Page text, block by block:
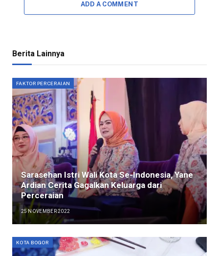
ADD A COMMENT
Berita Lainnya
FAKTOR PERCERAIAN
Sarasehan Istri Wali Kota Se-Indonesia, Yane
Ardian Cerita Gagalkan Keluarga dari
Perceraian
25 NOVEMBER 2022
KOTA BOGOR